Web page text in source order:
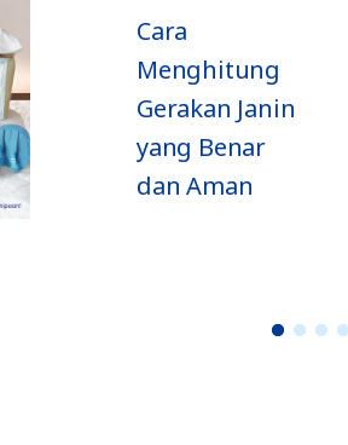
Janin
Si Kecil di
Dalam Perut
dan Artinya
1 2 3 4